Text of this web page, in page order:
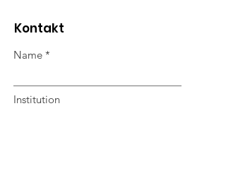
Kontakt
Name
Institution